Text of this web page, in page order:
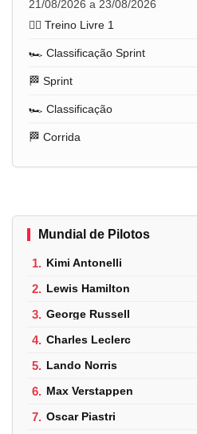
21/08/2026 a 23/08/2026
🏋️‍♂️ Treino Livre 1
🏎️ Classificação Sprint
🏁 Sprint
🏎️ Classificação
🏁 Corrida
Mundial de Pilotos
1. Kimi Antonelli
2. Lewis Hamilton
3. George Russell
4. Charles Leclerc
5. Lando Norris
6. Max Verstappen
7. Oscar Piastri